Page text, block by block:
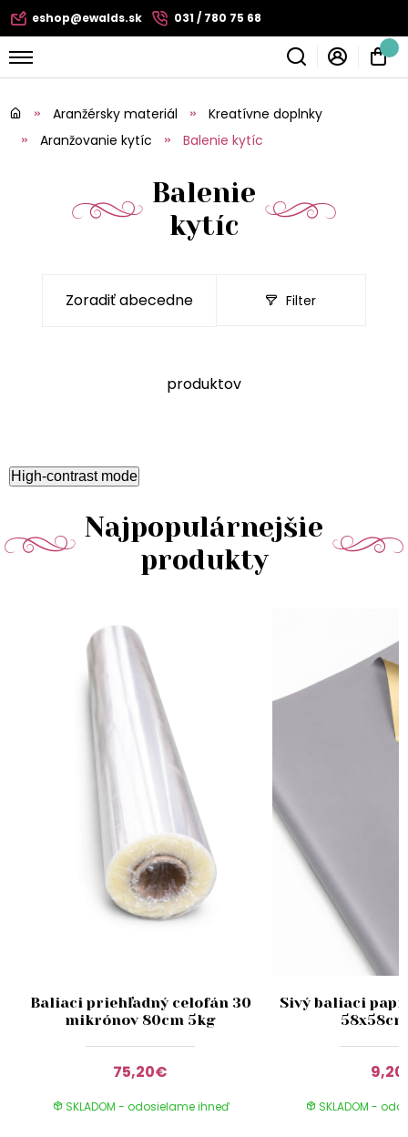
eshop@ewalds.sk 031 / 780 75 68
Aranžérsky materiál
Kreatívne doplnky
Aranžovanie kytíc
Balenie kytíc
Balenie
kytíc
Filter
produktov
High-contrast mode
Najpopulárnejšie
produkty
Baliaci priehľadný celofán 30
mikrónov 80cm 5kg
75,20€
SKLADOM - odosielame ihneď
Sivý baliaci
SKLADOM -